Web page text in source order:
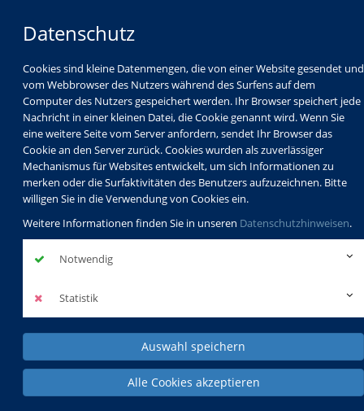
Datenschutz
Cookies sind kleine Datenmengen, die von einer Website gesendet und
vom Webbrowser des Nutzers während des Surfens auf dem
Computer des Nutzers gespeichert werden. Ihr Browser speichert jede
Nachricht in einer kleinen Datei, die Cookie genannt wird. Wenn Sie
eine weitere Seite vom Server anfordern, sendet Ihr Browser das
Cookie an den Server zurück. Cookies wurden als zuverlässiger
Mechanismus für Websites entwickelt, um sich Informationen zu
merken oder die Surfaktivitäten des Benutzers aufzuzeichnen. Bitte
willigen Sie in die Verwendung von Cookies ein.
Weitere Informationen finden Sie in unseren Datenschutzhinweisen.
Notwendig
Statistik
Auswahl speichern
Alle Cookies akzeptieren
Programm
Schulabschlüsse
Schulkindbetreuung
Service